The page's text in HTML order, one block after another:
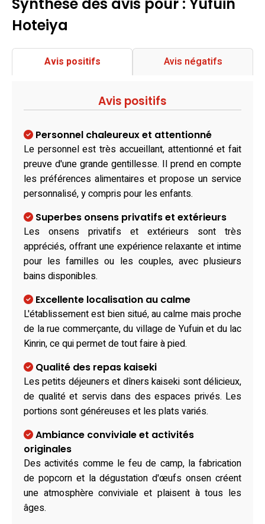
Synthèse des avis pour : Yufuin
Hoteiya
Avis positifs Avis négatifs
Avis positifs
Personnel chaleureux et attentionné
Le personnel est très accueillant, attentionné et fait
preuve d'une grande gentillesse. Il prend en compte
les préférences alimentaires et propose un service
personnalisé, y compris pour les enfants.
Superbes onsens privatifs et extérieurs
Les onsens privatifs et extérieurs sont très
appréciés, offrant une expérience relaxante et intime
pour les familles ou les couples, avec plusieurs
bains disponibles.
Excellente localisation au calme
L'établissement est bien situé, au calme mais proche
de la rue commerçante, du village de Yufuin et du lac
Kinrin, ce qui permet de tout faire à pied.
Qualité des repas kaiseki
Les petits déjeuners et dîners kaiseki sont délicieux,
de qualité et servis dans des espaces privés. Les
portions sont généreuses et les plats variés.
Ambiance conviviale et activités
originales
Des activités comme le feu de camp, la fabrication
de popcorn et la dégustation d'œufs onsen créent
une atmosphère conviviale et plaisent à tous les
âges.